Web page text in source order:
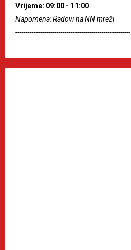
Vrijeme: 09:00 - 11:00
Napomena: Radovi na NN mreži
--------------------------------------------------------